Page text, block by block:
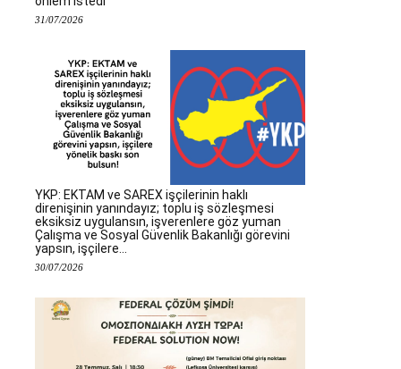
31/07/2026
YKP: EKTAM ve SAREX işçilerinin haklı
direnişinin yanındayız; toplu iş sözleşmesi
eksiksiz uygulansın, işverenlere göz yuman
Çalışma ve Sosyal Güvenlik Bakanlığı görevini
yapsın, işçilere...
30/07/2026